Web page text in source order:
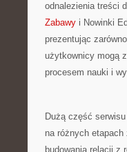
odnalezienia treści
Zabawy i Nowinki
prezentując
użytkownicy mogą
procesem nauki i
Dużą część
na różnych
budowania relacji z